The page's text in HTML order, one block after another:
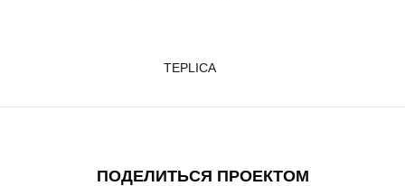
TEPLICA
ПОДЕЛИТЬСЯ ПРОЕКТОМ